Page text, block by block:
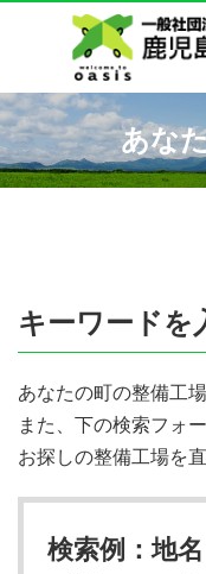
あな
キーワードを
あなたの町の整備工
また、下の検索フォ
お探しの整備工場を
検索例：地